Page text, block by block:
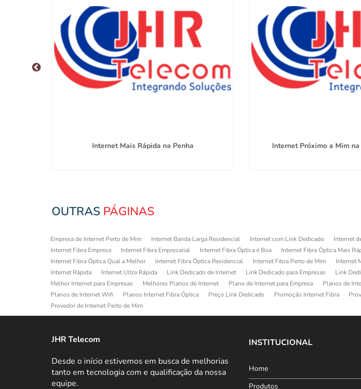
Internet Mais Rápida na Penha Internet Próximo a Mim
OUTRAS PÁGINAS
Empresa de Internet Perto de Mim Internet Banda Larga Residencial Internet com Link Dedicado Internet
Internet Fibra Empresa
Internet Fibra Empresarial Internet Fibra Óptica é Boa Internet Fibra Óptica Mais
Internet Fibra Óptica Qual a Melhor
Internet Fibra Óptica Residencial Internet Fibra Perto de Mim Internet
Internet Rápida
Internet Ultra Rápida Link Dedicado de Internet Link Dedicado para Empresas Link
Melhor Internet para Empresas
Melhores Planos de Internet Plano de Internet para Empresa Planos de
Planos de Internet Wifi
Planos Internet Fibra Óptica Preço Link Dedicado Promoção Internet Fibra
Provedor de Internet Perto de Mim
JHR Telecom
Desde o início estivemos em busca de melhorias
tanto em tecnologia com e qualificação da nossa
equipe.
INSTITUCIONAL
Home
Produtos